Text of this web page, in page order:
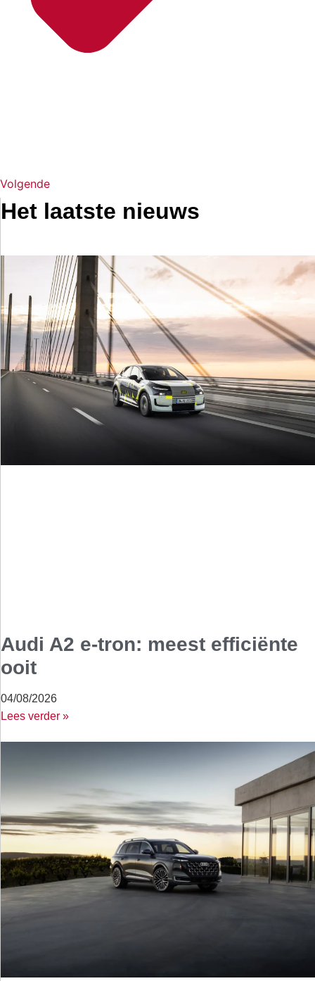
Volgende
Het laatste nieuws
Audi A2 e-tron: meest efficiënte
ooit
04/08/2026
Lees verder »